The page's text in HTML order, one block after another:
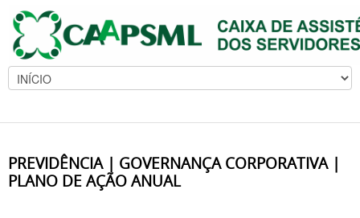
PREVIDÊNCIA | GOVERNANÇA CORPORATIVA |
PLANO DE AÇÃO ANUAL